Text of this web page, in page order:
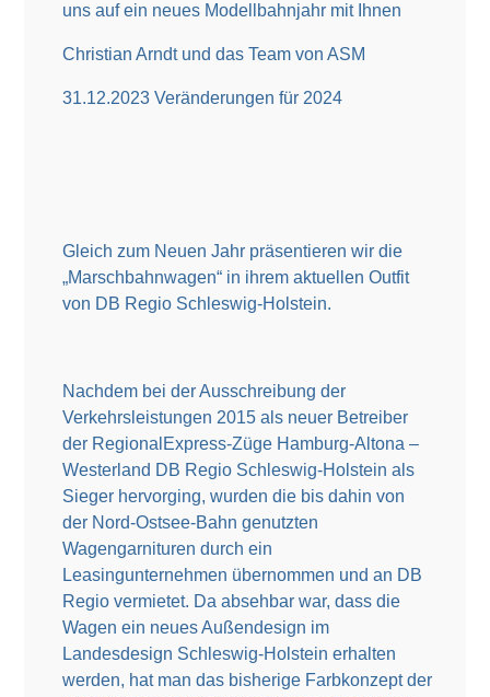
uns auf ein neues Modellbahnjahr mit Ihnen
Christian Arndt und das Team von ASM
31.12.2023 Veränderungen für 2024
Gleich zum Neuen Jahr präsentieren wir die
„Marschbahnwagen“ in ihrem aktuellen Outfit
von DB Regio Schleswig-Holstein.
Nachdem bei der Ausschreibung der
Verkehrsleistungen 2015 als neuer Betreiber
der RegionalExpress-Züge Hamburg-Altona –
Westerland DB Regio Schleswig-Holstein als
Sieger hervorging, wurden die bis dahin von
der Nord-Ostsee-Bahn genutzten
Wagengarnituren durch ein
Leasingunternehmen übernommen und an DB
Regio vermietet. Da absehbar war, dass die
Wagen ein neues Außendesign im
Landesdesign Schleswig-Holstein erhalten
werden, hat man das bisherige Farbkonzept der